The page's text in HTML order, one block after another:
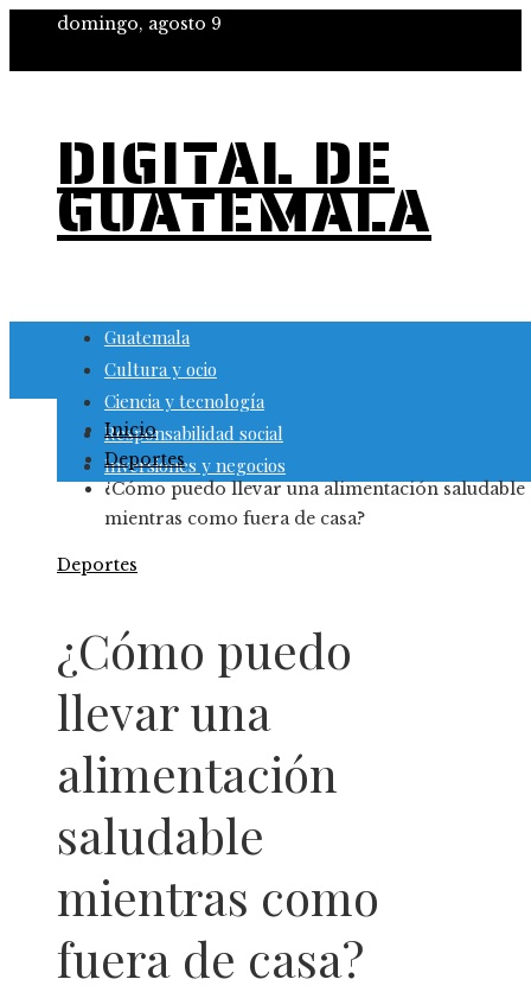
domingo, agosto 9
DIGITAL DE
GUATEMALA
Guatemala
Cultura y ocio
Ciencia y tecnología
Responsabilidad social
Inversiones y negocios
Inicio
Deportes
¿Cómo puedo llevar una alimentación saludable
mientras como fuera de casa?
Deportes
¿Cómo puedo
llevar una
alimentación
saludable
mientras como
fuera de casa?